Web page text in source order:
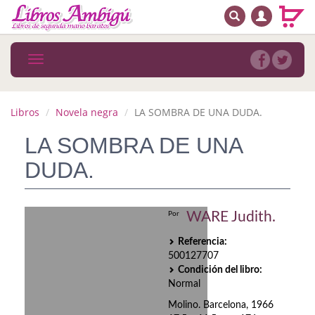
MENÚ PRINCIPAL
Novedades
MATERIAS
Arte
BUSCAR
Toggle
navigation
Libros Novela negra LA SOMBRA DE UNA DUDA.
LA SOMBRA DE UNA
DUDA.
Por WARE Judith.
Referencia:
500127707
Condición del libro:
Normal
Molino. Barcelona, 1966